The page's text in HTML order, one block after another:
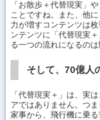
「お散歩＋代替現実」
ことですね。また、他
力が増すコンテンツは
ンテンツに「代替現実
る一つの流れになるのは
そして、70億人
「代替現実＋」は、実
アではありません。つ
家事から、飛行機に乗